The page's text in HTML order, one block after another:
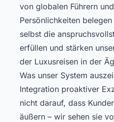
von globalen Führern
Persönlichkeiten
selbst die
erfüllen und stärken
der Luxusreisen in der
Was unser System
Integration proaktiver
nicht darauf, dass
äußern – wir sehen sie